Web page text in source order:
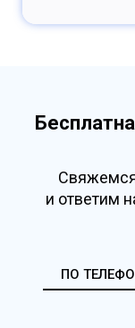
и ответим
ПО